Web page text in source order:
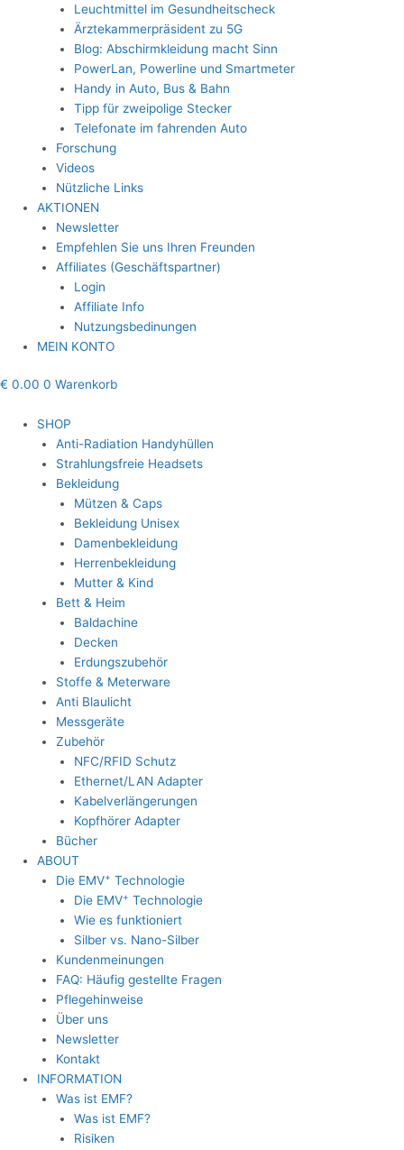
Leuchtmittel im Gesundheitscheck
Ärztekammerpräsident zu 5G
Blog: Abschirmkleidung macht Sinn
PowerLan, Powerline und Smartmeter
Handy in Auto, Bus & Bahn
Tipp für zweipolige Stecker
Telefonate im fahrenden Auto
Forschung
Videos
Nützliche Links
AKTIONEN
Newsletter
Empfehlen Sie uns Ihren Freunden
Affiliates (Geschäftspartner)
Login
Affiliate Info
Nutzungsbedinungen
MEIN KONTO
€ 0.00 0 Warenkorb
SHOP
Anti-Radiation Handyhüllen
Strahlungsfreie Headsets
Bekleidung
Mützen & Caps
Bekleidung Unisex
Damenbekleidung
Herrenbekleidung
Mutter & Kind
Bett & Heim
Baldachine
Decken
Erdungszubehör
Stoffe & Meterware
Anti Blaulicht
Messgeräte
Zubehör
NFC/RFID Schutz
Ethernet/LAN Adapter
Kabelverlängerungen
Kopfhörer Adapter
Bücher
ABOUT
Die EMV+ Technologie
Die EMV+ Technologie
Wie es funktioniert
Silber vs. Nano-Silber
Kundenmeinungen
FAQ: Häufig gestellte Fragen
Pflegehinweise
Über uns
Newsletter
Kontakt
INFORMATION
Was ist EMF?
Was ist EMF?
Risiken